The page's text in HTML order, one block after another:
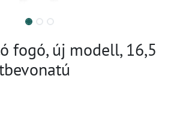
fogó, új modell, 16,5